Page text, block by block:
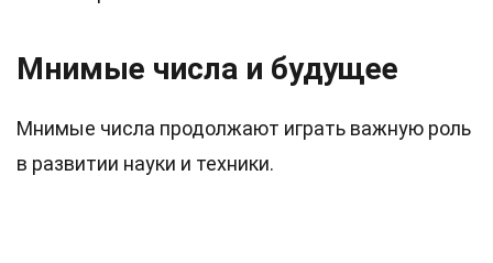
Мнимые числа и будущее
Мнимые числа продолжают играть важную роль
в развитии науки и техники.